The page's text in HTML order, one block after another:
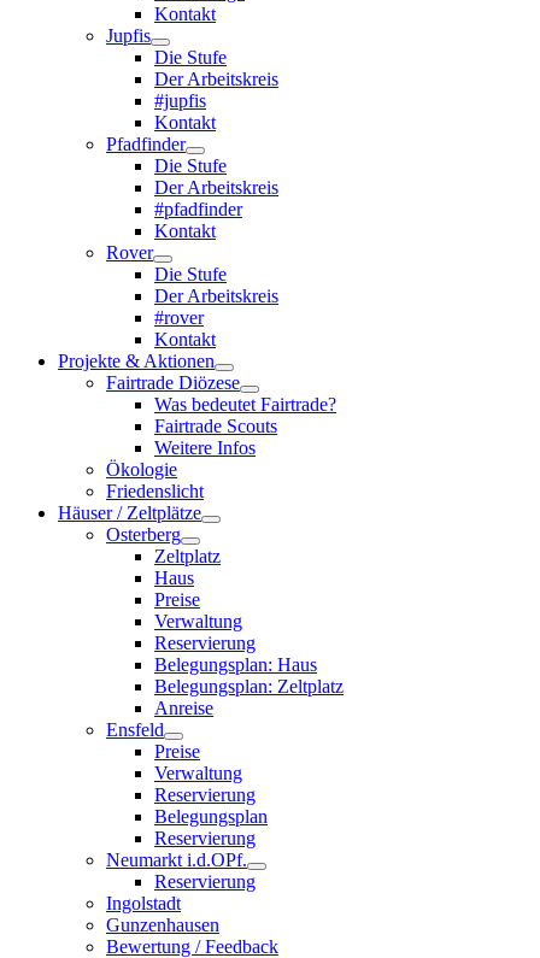
Kontakt
Jupfis
Die Stufe
Der Arbeitskreis
#jupfis
Kontakt
Pfadfinder
Die Stufe
Der Arbeitskreis
#pfadfinder
Kontakt
Rover
Die Stufe
Der Arbeitskreis
#rover
Kontakt
Projekte & Aktionen
Fairtrade Diözese
Was bedeutet Fairtrade?
Fairtrade Scouts
Weitere Infos
Ökologie
Friedenslicht
Häuser / Zeltplätze
Osterberg
Zeltplatz
Haus
Preise
Verwaltung
Reservierung
Belegungsplan: Haus
Belegungsplan: Zeltplatz
Anreise
Ensfeld
Preise
Verwaltung
Reservierung
Belegungsplan
Reservierung
Neumarkt i.d.OPf.
Reservierung
Ingolstadt
Gunzenhausen
Bewertung / Feedback